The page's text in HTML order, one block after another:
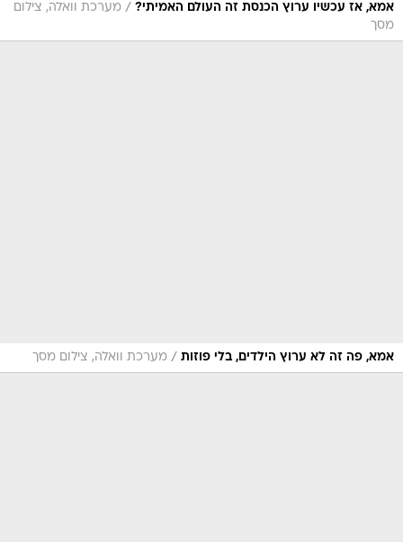
אמא, אז עכשיו ערוץ הכנסת זה העולם האמיתי? / מערכת וואלה, צילום
מסך
אמא, פה זה לא ערוץ הילדים, בלי פוזות / מערכת וואלה, צילום מסך